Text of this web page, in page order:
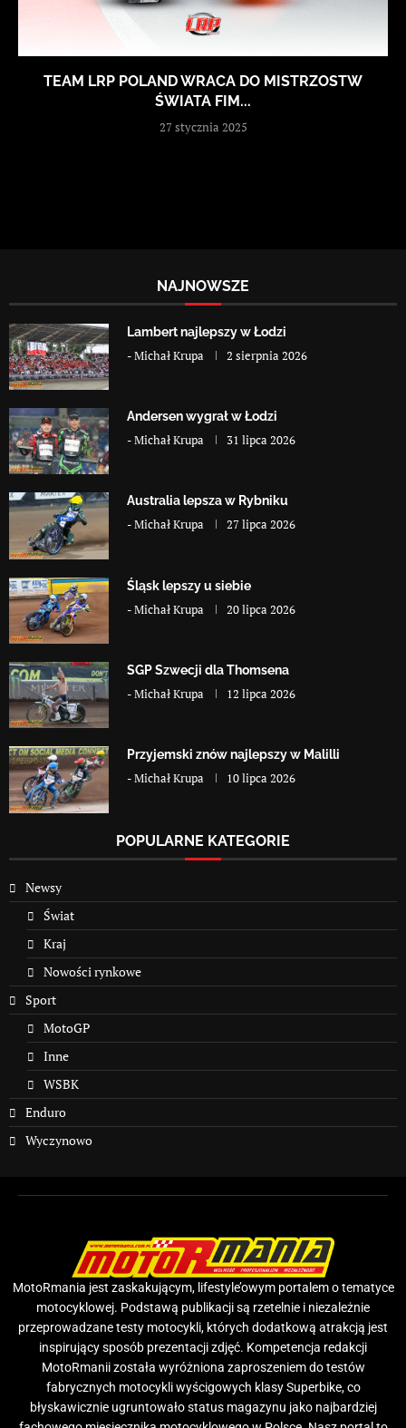
TEAM LRP POLAND WRACA DO MISTRZOSTW
ŚWIATA FIM...
27 stycznia 2025
NAJNOWSZE
Lambert najlepszy w Łodzi
-Michał Krupa 2 sierpnia 2026
Andersen wygrał w Łodzi
-Michał Krupa 31 lipca 2026
Australia lepsza w Rybniku
-Michał Krupa 27 lipca 2026
Śląsk lepszy u siebie
-Michał Krupa 20 lipca 2026
SGP Szwecji dla Thomsena
-Michał Krupa 12 lipca 2026
Przyjemski znów najlepszy w Malilli
-Michał Krupa 10 lipca 2026
POPULARNE KATEGORIE
Newsy
Świat
Kraj
Nowości rynkowe
Sport
MotoGP
Inne
WSBK
Enduro
Wyczynowo
MotoRmania jest zaskakującym, lifestyle’owym portalem o tematyce
motocyklowej. Podstawą publikacji są rzetelnie i niezależnie
przeprowadzane testy motocykli, których dodatkową atrakcją jest
inspirujący sposób prezentacji zdjęć. Kompetencja redakcji
MotoRmanii została wyróżniona zaproszeniem do testów
fabrycznych motocykli wyścigowych klasy Superbike, co
błyskawicznie ugruntowało status magazynu jako najbardziej